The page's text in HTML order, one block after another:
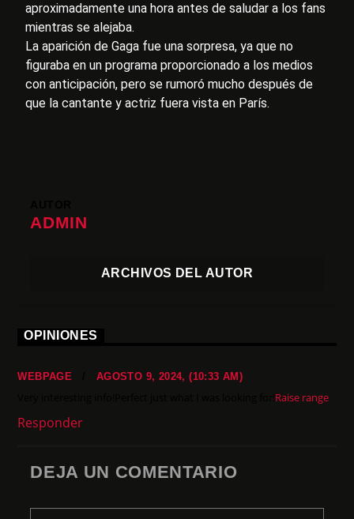
aproximadamente una hora antes de saludar a los fans
mientras se alejaba.
La aparición de Gaga fue una sorpresa, ya que no
figuraba en un programa proporcionado a los medios
con anticipación, pero se rumoró mucho después de
que la cantante y actriz fuera vista en París.
ADMIN
ARCHIVOS DEL AUTOR
OPINIONES
WEBPAGE AGOSTO 9, 2024, (10:33 AM)
Raise range
Responder
DEJA UN COMENTARIO